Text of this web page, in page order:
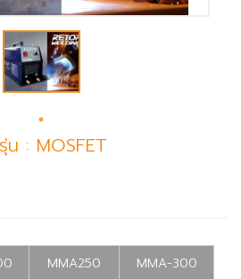
น : MOSFET
MMA250
MMA-300